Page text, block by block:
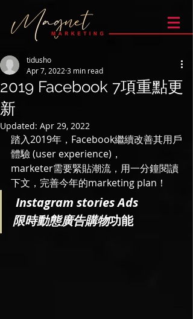
2019 Facebook 7項重點更
新
tidusho
Apr 7, 2022 3 min read
Updated: Apr 29, 2022
踏入2019年，Facebook繼續改善其用戶
體驗 (user experience)，
marketer需要緊貼潮流，用一分鐘閱讀
下文，完善今年的marketing plan！
Instagram stories Ads
限時動態廣告購物功能